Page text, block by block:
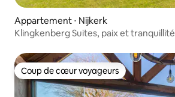
Appartement ⋅ Nijkerk
Klingkenberg Suites, paix et tranquillité
Coup de cœur voyageurs
Coup de cœur voyageurs